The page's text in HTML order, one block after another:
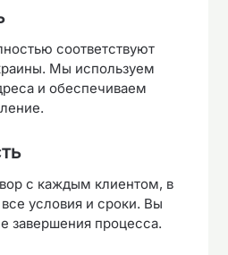
соответствуют
Мы используем
и обеспечиваем
с каждым клиентом, в
условия и сроки. Вы
завершения процесса.